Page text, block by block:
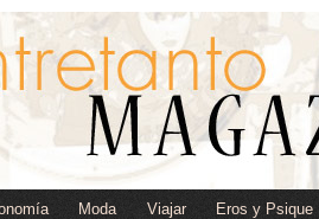
Moda Viajar Eros y Psique